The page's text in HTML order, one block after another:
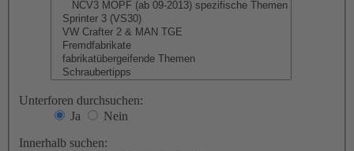
Unterforen durchsuchen:
Ja
Nein
Innerhalb suchen: